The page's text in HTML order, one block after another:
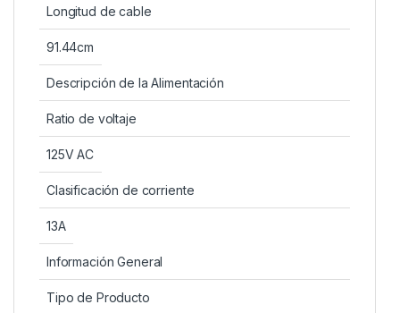
Longitud de cable
91.44cm
Descripción de la Alimentación
Ratio de voltaje
125V AC
Clasificación de corriente
13A
Información General
Tipo de Producto